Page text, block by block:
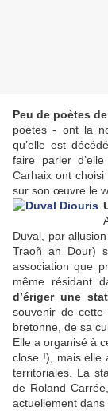
Peu de poètes
poètes - ont la
qu’elle est
faire parler
Carhaix ont
sur son œuvre le
Duval, par
Traoñ an Dour)
association que
même résidant
d’ériger une
souvenir de cette
bretonne, de sa
Elle a organisé à
close !), mais elle
territoriales. La
de Roland
actuellement dans